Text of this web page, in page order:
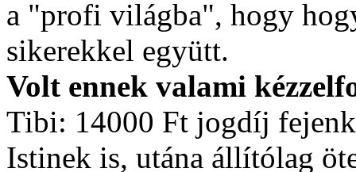
a "profi világba", hogy
sikerekkel együtt.
Volt ennek valami
Tibi: 14000 Ft jogdíj
Istinek is, utána állítólag